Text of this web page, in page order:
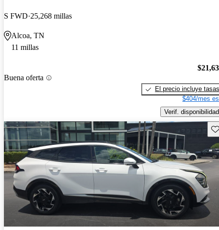
S FWD 25,268 millas
Alcoa, TN
11 millas
Buena oferta
El precio incluye tasas
$404/mes
Verif. disponibilidad